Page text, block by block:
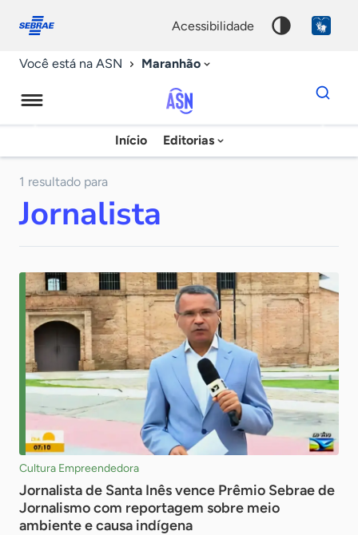
conosco
acessibilidade
Você está na ASN Maranhão
Agência
Sebrae
Início Editorias
Dados
para
chave
1 resultado para
Jornalista
Cultura Empreendedora
Jornalista de Santa Inês vence Prêmio Sebrae de
Jornalismo com reportagem sobre meio
ambiente e causa indígena